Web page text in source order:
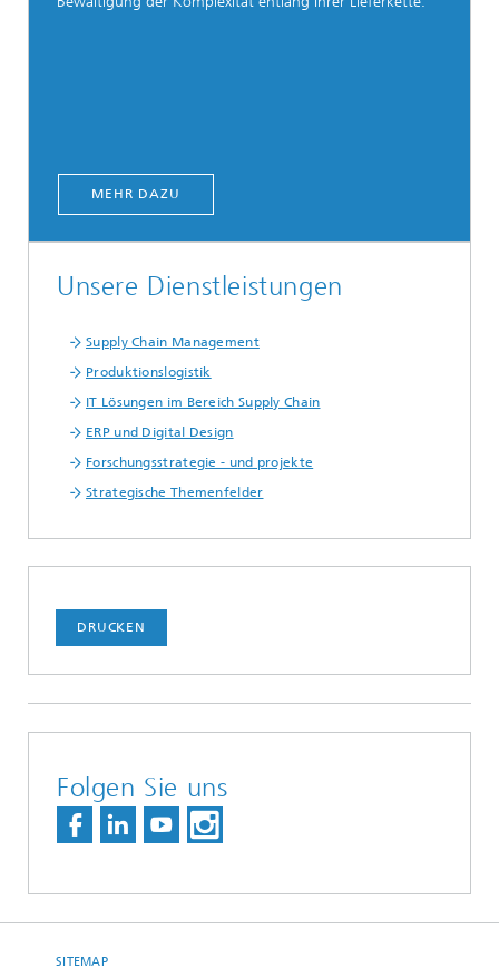
MEHR DAZU
Unsere Dienstleistungen
Supply Chain Management
Produktionslogistik
IT Lösungen im Bereich Supply Chain
ERP und Digital Design
Forschungsstrategie - und projekte
Strategische Themenfelder
DRUCKEN
Folgen Sie uns
SITEMAP